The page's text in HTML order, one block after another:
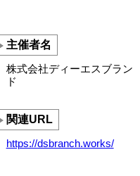
主催者名
株式会社ディーエスブラン
ド
関連URL
https://dsbranch.works/